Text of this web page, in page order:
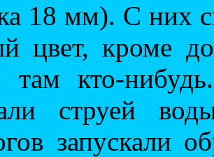
18 мм). С них
цвет, кроме
там кто-
струей
запускали